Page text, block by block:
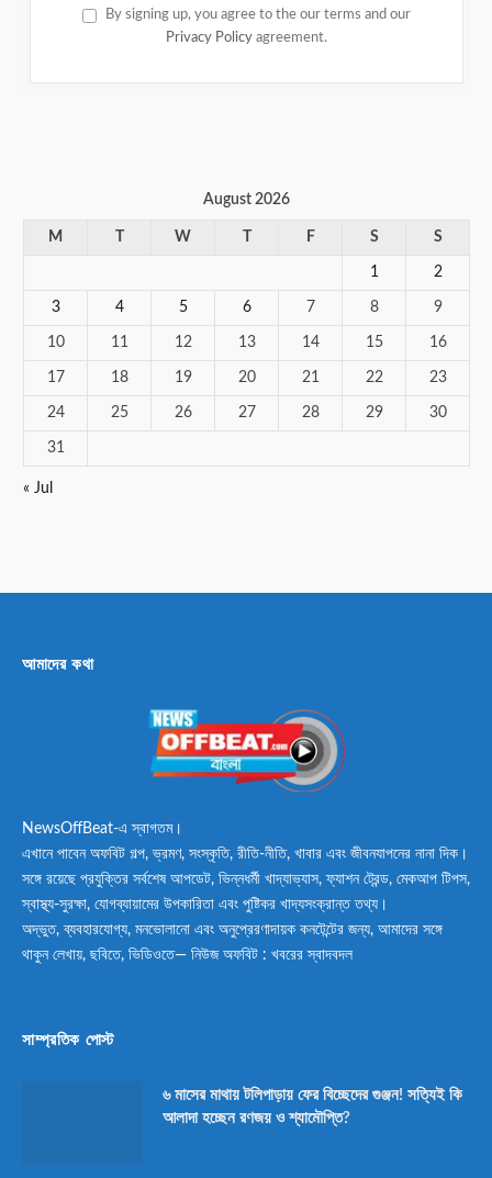
By signing up, you agree to the our terms and our
Privacy Policy agreement.
August 2026
M W F S S
1 2
3 4 5 6 7 8 9
10 11 12 13 14 15 16
17 18 19 20 21 22 23
24 25 26 27 28 29 30
31
« Jul
আমাদের কথা
NewsOffBeat-এ স্বাগতম।
এখানে পাবেন অফবিট গল্প, ভ্রমণ, সংস্কৃতি, রীতি-নীতি, খাবার এবং জীবনযাপনের নানা দিক।
সঙ্গে রয়েছে প্রযুক্তির সর্বশেষ আপডেট, ভিন্নধর্মী খাদ্যাভ্যাস, ফ্যাশন ট্রেন্ড, মেকআপ টিপস,
স্বাস্থ্য-সুরক্ষা, যোগব্যায়ামের উপকারিতা এবং পুষ্টিকর খাদ্যসংক্রান্ত তথ্য।
অদ্ভুত, ব্যবহারযোগ্য, মনভোলানো এবং অনুপ্রেরণাদায়ক কনটেন্টের জন্য, আমাদের সঙ্গে
থাকুন লেখায়, ছবিতে, ভিডিওতে— নিউজ অফবিট : খবরের স্বাদবদল
সাম্প্রতিক পোস্ট
৬ মাসের মাথায় টলিপাড়ায় ফের বিচ্ছেদের গুঞ্জন! সত্যিই কি
আলাদা হচ্ছেন রণজয় ও শ্যামৌপ্তি?